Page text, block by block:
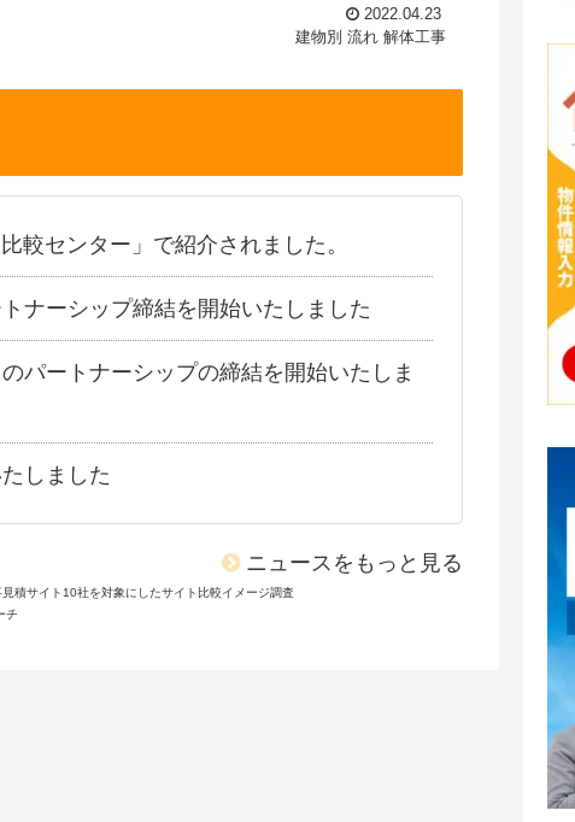
2022.04.23
建物別 流れ 解体工事
較センター」で紹介されました。
ナーシップ締結を開始いたしました
パートナーシップの締結を開始いたしま
しました
ニュースをもっと見る
積サイト10社を対象にしたサイト比較イメージ調査
チ